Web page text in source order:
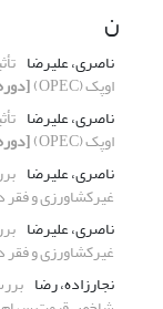
ن
ناصری، علیرضا
اوپک (OPEC)
[دوره 9، شماره 3، 1388،
ناصری، علیرضا
اوپک (OPEC)
[دوره 9، شماره 3، 1388،
ناصری، علیرضا
غیر‌کشاورزی و فقر
ناصری، علیرضا
غیر‌کشاورزی و فقر
نجارزاده، رضا